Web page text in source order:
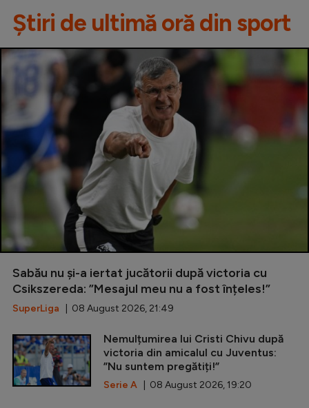
Știri de ultimă oră din sport
Sabău nu și-a iertat jucătorii după victoria cu
Csikszereda: ”Mesajul meu nu a fost înțeles!”
SuperLiga | 08 August 2026, 21:49
Nemulțumirea lui Cristi Chivu după
victoria din amicalul cu Juventus:
”Nu suntem pregătiți!”
Serie A | 08 August 2026, 19:20